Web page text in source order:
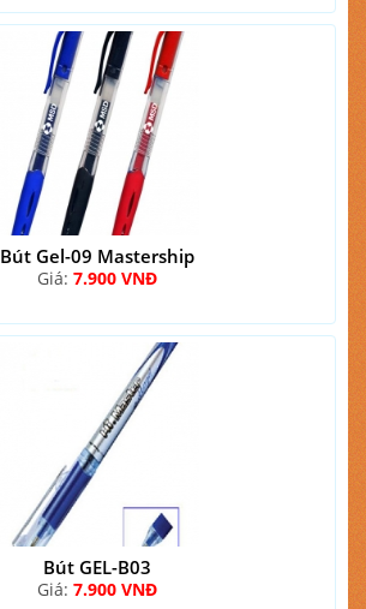
Bút Gel-09 Mastership
Giá: 7.900 VNĐ
Bút GEL-B03
Giá: 7.900 VNĐ